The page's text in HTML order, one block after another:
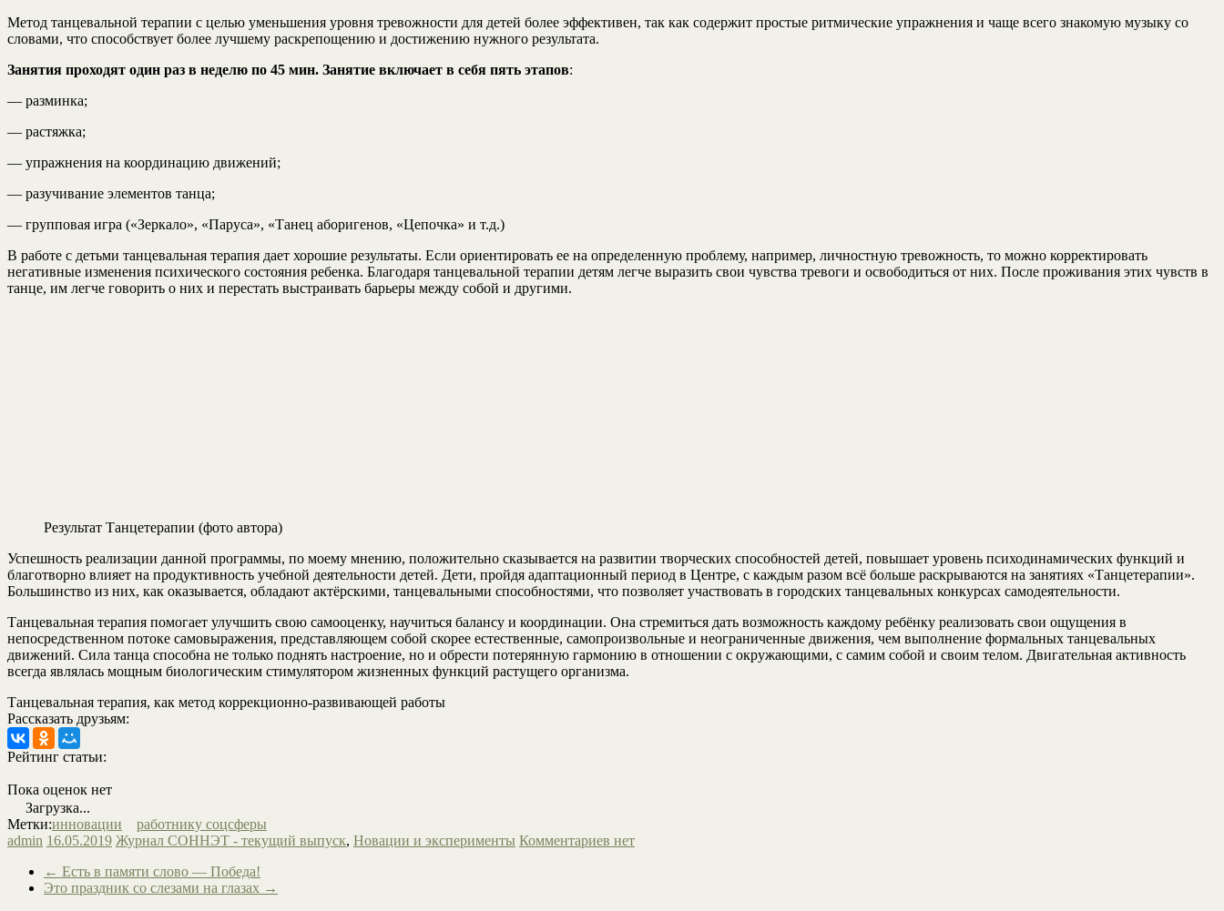
Метод танцевальной терапии с целью уменьшения уровня тревожности для детей более эффективен, так как содержит простые ритмические упражнения и чаще всего знакомую музыку со
словами, что способствует более лучшему раскрепощению и достижению нужного результата.
Занятия проходят один раз в неделю по 45 мин. Занятие включает в себя пять этапов:
— разминка;
— растяжка;
— упражнения на координацию движений;
— разучивание элементов танца;
— групповая игра («Зеркало», «Паруса», «Танец аборигенов, «Цепочка» и т.д.)
В работе с детьми танцевальная терапия дает хорошие результаты. Если ориентировать ее на определенную проблему, например, личностную тревожность, то можно корректировать
негативные изменения психического состояния ребенка. Благодаря танцевальной терапии детям легче выразить свои чувства тревоги и освободиться от них. После проживания этих чувств в
танце, им легче говорить о них и перестать выстраивать барьеры между собой и другими.
Результат Танцетерапии (фото автора)
Успешность реализации данной программы, по моему мнению, положительно сказывается на развитии творческих способностей детей, повышает уровень психодинамических функций и
благотворно влияет на продуктивность учебной деятельности детей. Дети, пройдя адаптационный период в Центре, с каждым разом всё больше раскрываются на занятиях «Танцетерапии».
Большинство из них, как оказывается, обладают актёрскими, танцевальными способностями, что позволяет участвовать в городских танцевальных конкурсах самодеятельности.
Танцевальная терапия помогает улучшить свою самооценку, научиться балансу и координации. Она стремиться дать возможность каждому ребёнку реализовать свои ощущения в
непосредственном потоке самовыражения, представляющем собой скорее естественные, самопроизвольные и неограниченные движения, чем выполнение формальных танцевальных
движений. Сила танца способна не только поднять настроение, но и обрести потерянную гармонию в отношении с окружающими, с самим собой и своим телом. Двигательная активность
всегда являлась мощным биологическим стимулятором жизненных функций растущего организма.
Танцевальная терапия, как метод коррекционно-развивающей работы
Рассказать друзьям:
Рейтинг статьи:
Пока оценок нет
Загрузка...
Метки:инновации
работнику соцсферы
admin 16.05.2019 Журнал СОННЭТ - текущий выпуск, Новации и эксперименты Комментариев нет
← Есть в памяти слово — Победа!
Это праздник со слезами на глазах →